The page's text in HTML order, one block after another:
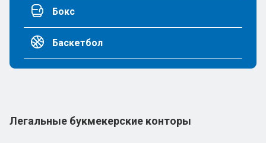
Бокс
Баскетбол
Легальные букмекерские конторы